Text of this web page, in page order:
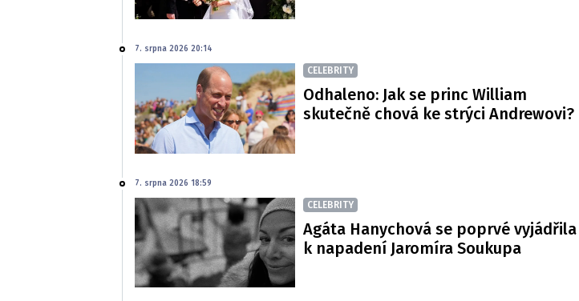
7. srpna 2026 20:14
CELEBRITY
Odhaleno: Jak se princ William
skutečně chová ke strýci Andrewovi?
7. srpna 2026 18:59
CELEBRITY
Agáta Hanychová se poprvé vyjádřila
k napadení Jaromíra Soukupa